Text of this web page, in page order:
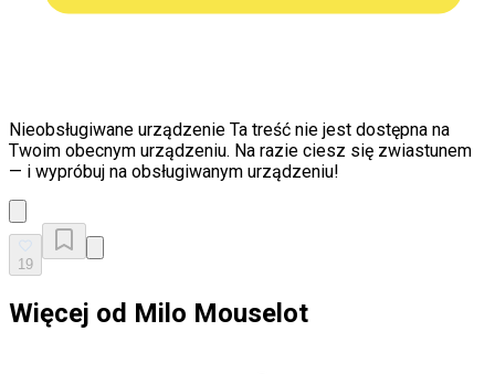
Nieobsługiwane urządzenie Ta treść nie jest dostępna na
Twoim obecnym urządzeniu. Na razie ciesz się zwiastunem
— i wypróbuj na obsługiwanym urządzeniu!
19
Więcej od Milo Mouselot